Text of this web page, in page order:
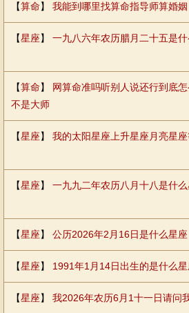
【算命】 我能到哪里找算命指导师算婚姻
【星座】 一九八六年农历腊月二十五是
【算命】 网算命准吗听别人说还行到底
不是大师
【星座】 我的太阳星座上升星座月亮星
【星座】 一九九二年农历八月十八是什
【星座】 公历2026年2月16日是什么星座
【星座】 1991年1月14日出生的是什么星
【星座】 我2026年农历6月1十一日请问